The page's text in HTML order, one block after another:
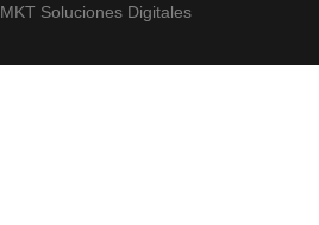
MKT Soluciones Digitales